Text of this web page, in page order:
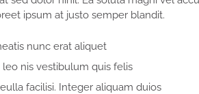
ipsum at justo semper blandit.
nunc erat aliquet
nis vestibulum quis felis
facilisi. Integer aliquam duios